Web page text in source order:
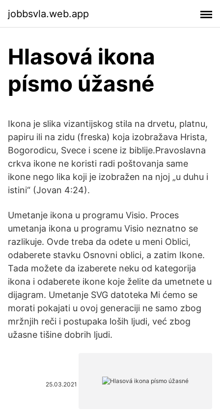
jobbsvla.web.app
Hlasová ikona
písmo úžasné
Ikona je slika vizantijskog stila na drvetu, platnu,
papiru ili na zidu (freska) koja izobražava Hrista,
Bogorodicu, Svece i scene iz biblije.Pravoslavna
crkva ikone ne koristi radi poštovanja same
ikone nego lika koji je izobražen na njoj „u duhu i
istini“ (Jovan 4:24).
Umetanje ikona u programu Visio. Proces
umetanja ikona u programu Visio neznatno se
razlikuje. Ovde treba da odete u meni Oblici,
odaberete stavku Osnovni oblici, a zatim Ikone.
Tada možete da izaberete neku od kategorija
ikona i odaberete ikone koje želite da umetnete u
dijagram. Umetanje SVG datoteka Mi ćemo se
morati pokajati u ovoj generaciji ne samo zbog
mržnjih reči i postupaka loših ljudi, već zbog
užasne tišine dobrih ljudi.
25.03.2021